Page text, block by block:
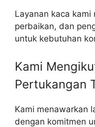
Layanan kaca kami
perbaikan, dan
untuk kebutuhan
Kami
Pertukangan
Kami menawarkan
dengan komitmen